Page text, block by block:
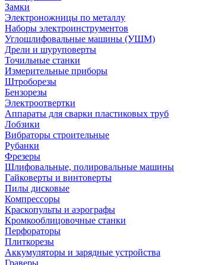
Замки
Электроножницы по металлу
Наборы электроинструментов
Углошлифовальные машины (УШМ)
Дрели и шуруповерты
Точильные станки
Измерительные приборы
Штроборезы
Бензорезы
Электроотвертки
Аппараты для сварки пластиковых труб
Лобзики
Вибраторы строительные
Рубанки
Фрезеры
Шлифовальные, полировальные машины
Гайковерты и винтоверты
Пилы дисковые
Компрессоры
Краскопульты и аэрографы
Кромкооблицовочные станки
Перфораторы
Плиткорезы
Аккумуляторы и зарядные устройства
Граверы